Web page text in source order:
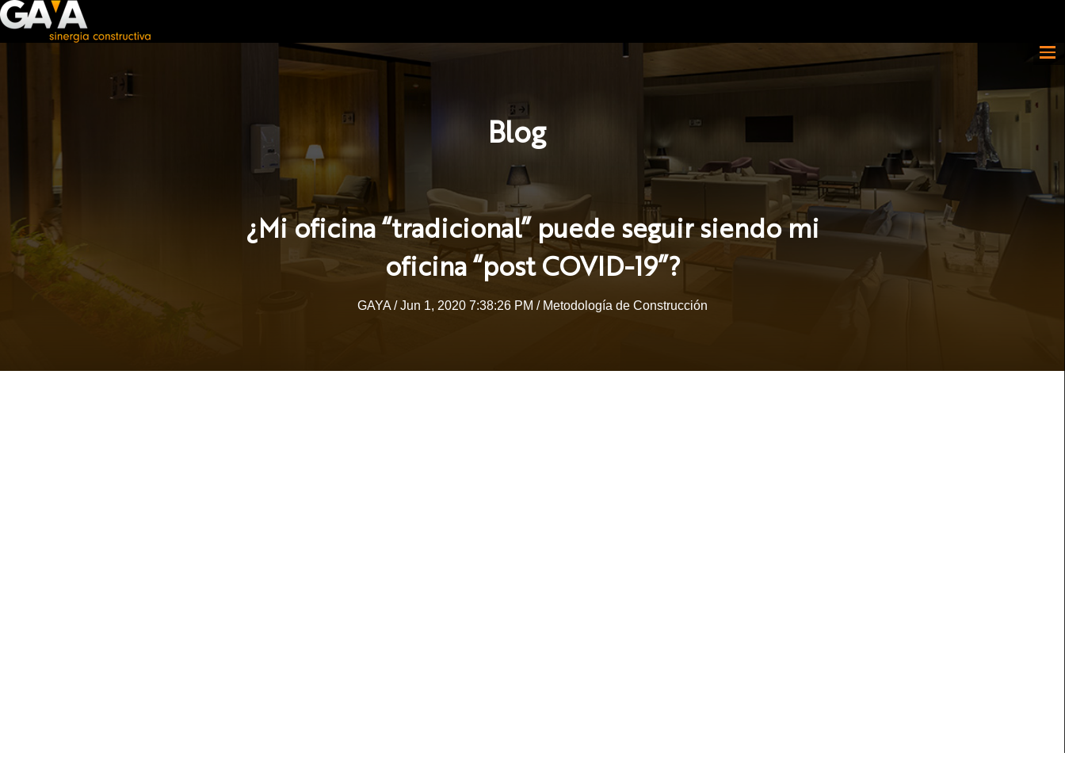
Blog
¿Mi oficina “tradicional” puede seguir siendo mi
oficina “post COVID-19”?
GAYA/ Jun 1, 2020 7:38:26 PM / Metodología de Construcción